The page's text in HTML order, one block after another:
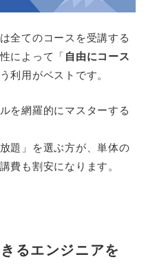
全てのコースを受講する
によって「 自由にコース
利用がベストです。
を網羅的にマスターする
題」を選ぶ方が、単体の
費も割安になります。
るエンジニアを